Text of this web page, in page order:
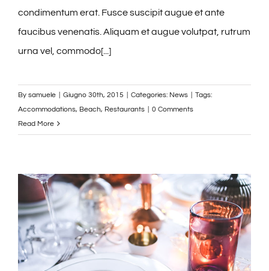
condimentum erat. Fusce suscipit augue et ante
faucibus venenatis. Aliquam et augue volutpat, rutrum
urna vel, commodo[...]
By samuele Giugno 30th, 2015 Categories: News
Tags:
Accommodations, Beach, Restaurants
0 Comments
Read More